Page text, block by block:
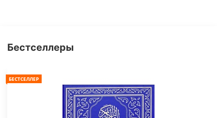
Бестселлеры
БЕСТСЕЛЛЕР